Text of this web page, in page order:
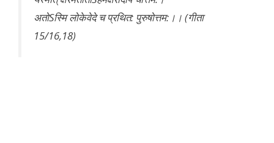
अतोSस्मि लोकेवेदे च प्रथित: पुरुषोत्तम:।। (गीता
15/16,18)